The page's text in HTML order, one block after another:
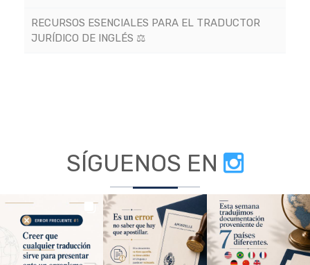
RECURSOS ESENCIALES PARA EL TRADUCTOR
JURÍDICO DE INGLÉS ⚖️
SÍGUENOS EN